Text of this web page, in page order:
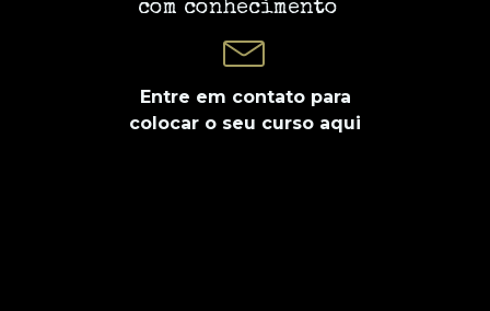
com conhecimento
Entre em contato para
colocar o seu curso aqui